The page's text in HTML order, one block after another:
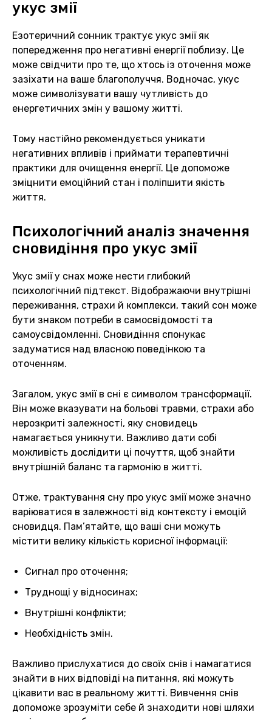
укус змії
Езотеричний сонник трактує укус змії як
попередження про негативні енергії поблизу. Це
може свідчити про те, що хтось із оточення може
зазіхати на ваше благополуччя. Водночас, укус
може символізувати вашу чутливість до
енергетичних змін у вашому житті.
Тому настійно рекомендується уникати
негативних впливів і приймати терапевтичні
практики для очищення енергії. Це допоможе
зміцнити емоційний стан і поліпшити якість
життя.
Психологічний аналіз значення
сновидіння про укус змії
Укус змії у снах може нести глибокий
психологічний підтекст. Відображаючи внутрішні
переживання, страхи й комплекси, такий сон може
бути знаком потреби в самосвідомості та
самоусвідомленні. Сновидіння спонукає
задуматися над власною поведінкою та
оточенням.
Загалом, укус змії в сні є символом трансформації.
Він може вказувати на больові травми, страхи або
нерозкриті залежності, яку сновидець
намагається уникнути. Важливо дати собі
можливість дослідити ці почуття, щоб знайти
внутрішній баланс та гармонію в житті.
Отже, трактування сну про укус змії може значно
варіюватися в залежності від контексту і емоцій
сновидця. Пам’ятайте, що ваші сни можуть
містити велику кількість корисної інформації:
Сигнал про оточення;
Труднощі у відносинах;
Внутрішні конфлікти;
Необхідність змін.
Важливо прислухатися до своїх снів і намагатися
знайти в них відповіді на питання, які можуть
цікавити вас в реальному житті. Вивчення снів
допоможе зрозуміти себе й знаходити нові шляхи